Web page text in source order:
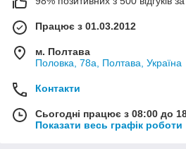
Працює з 01.03.2012
м. Полтава
Половка, 78а, Полтава, Україна
Контакти
Сьогодні працює з 08:00 до
Показати весь графік роботи